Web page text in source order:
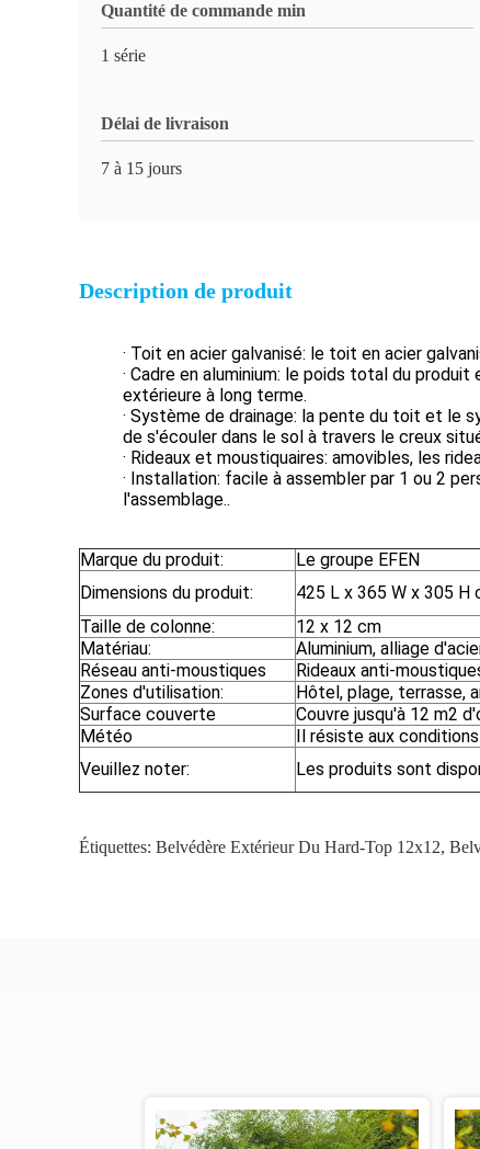
Quantité de commande min
1 série
Délai de livraison
7 à 15 jours
Description de produit
· Toit en acier galvanisé: le toit en acier
· Cadre en aluminium: le poids total du
extérieure à long terme.
· Système de drainage: la pente du toit et le
de s'écouler dans le sol à travers le creux
· Rideaux et moustiquaires: amovibles, les
· Installation: facile à assembler par 1 ou 2
l'assemblage..
Marque du produit:
Le groupe EFEN
Dimensions du produit:
425 L x 365 W x 305 H
Taille de colonne:
12 x 12 cm
Matériau:
Aluminium, alliage
Réseau anti-moustiques
Rideaux anti-
Zones d'utilisation:
Hôtel, plage, terrasse,
Surface couverte
Couvre jusqu'à 12 m2
Météo
Il résiste aux
Veuillez noter:
Les produits sont
Étiquettes: Belvédère Extérieur Du Hard-Top 12x12,